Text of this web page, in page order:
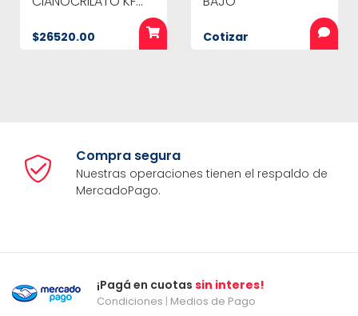
$26520.00 Cotizar
Compra segura
Nuestras operaciones tienen el respaldo de
MercadoPago.
¡Pagá en cuotas sin interes!
Condiciones | Medios de Pago